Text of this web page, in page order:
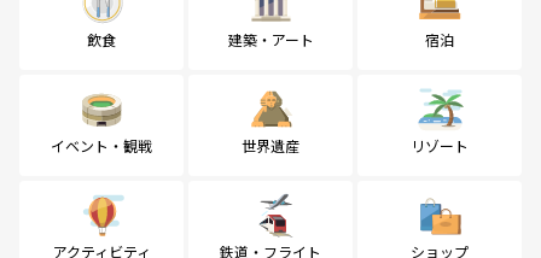
飲食 建築・アート 宿泊
イベント・観戦 世界遺産 リゾート
アクティビティ 鉄道・フライト ショップ